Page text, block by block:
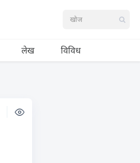
लेख विविध